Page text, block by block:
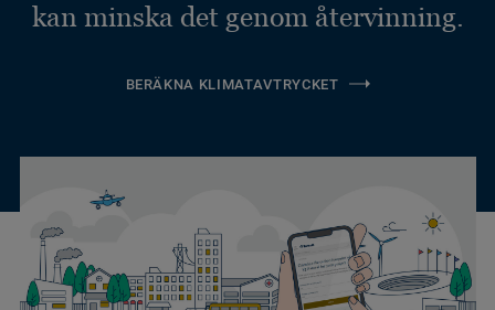
kan minska det genom återvinning.
BERÄKNA KLIMATAVTRYCKET